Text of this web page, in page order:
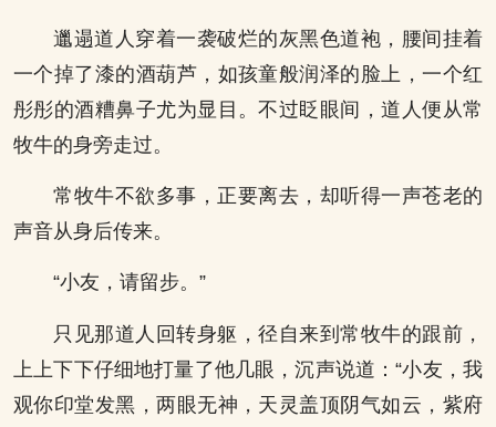
邋遢道人穿着一袭破烂的灰黑色道袍，腰间挂着
一个掉了漆的酒葫芦，如孩童般润泽的脸上，一个红
彤彤的酒糟鼻子尤为显目。不过眨眼间，道人便从常
牧牛的身旁走过。
常牧牛不欲多事，正要离去，却听得一声苍老的
声音从身后传来。
“小友，请留步。”
只见那道人回转身躯，径自来到常牧牛的跟前，
上上下下仔细地打量了他几眼，沉声说道：“小友，我
观你印堂发黑，两眼无神，天灵盖顶阴气如云，紫府